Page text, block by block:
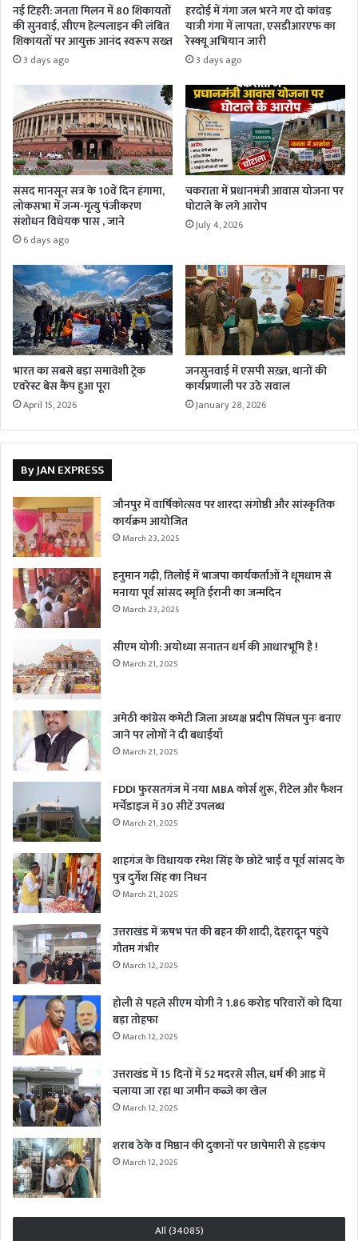
नई टिहरी: जनता मिलन में 80 शिकायतों
की सुनवाई, सीएम हेल्पलाइन की लंबित
शिकायतों पर आयुक्त आनंद स्वरूप सख्त
3 days ago
हरदोई में गंगा जल भरने गए दो कांवड़
यात्री गंगा में लापता, एसडीआरएफ का
रेस्क्यू अभियान जारी
3 days ago
संसद मानसून सत्र के 10वें दिन हंगामा,
लोकसभा में जन्म-मृत्यु पंजीकरण
संशोधन विधेयक पास , जाने
6 days ago
चकराता में प्रधानमंत्री आवास योजना पर
घोटाले के लगे आरोप
July 4, 2026
भारत का सबसे बड़ा समावेशी ट्रेक
एवरेस्ट बेस कैंप हुआ पूरा
April 15, 2026
जनसुनवाई में एसपी सख़्त, थानों की
कार्यप्रणाली पर उठे सवाल
January 28, 2026
By JAN EXPRESS
जौनपुर में वार्षिकोत्सव पर शारदा संगोष्ठी और सांस्कृतिक
कार्यक्रम आयोजित
March 23, 2025
हनुमान गढ़ी, तिलोई में भाजपा कार्यकर्ताओं ने धूमधाम से
मनाया पूर्व सांसद स्मृति ईरानी का जन्मदिन
March 23, 2025
सीएम योगी: अयोध्या सनातन धर्म की आधारभूमि है !
March 21, 2025
अमेठी कांग्रेस कमेटी जिला अध्यक्ष प्रदीप सिंघल पुनः बनाए
जाने पर लोगों ने दी बधाईयाँ
March 21, 2025
FDDI फुरसतगंज में नया MBA कोर्स शुरू, रीटेल और फैशन
मर्चेंडाइज में 30 सीटें उपलब्ध
March 21, 2025
शाहगंज के विधायक रमेश सिंह के छोटे भाई व पूर्व सांसद के
पुत्र दुर्गेश सिंह का निधन
March 21, 2025
उत्तराखंड में ऋषभ पंत की बहन की शादी, देहरादून पहुंचे
गौतम गंभीर
March 12, 2025
होली से पहले सीएम योगी ने 1.86 करोड़ परिवारों को दिया
बड़ा तोहफा
March 12, 2025
उत्तराखंड में 15 दिनों में 52 मदरसे सील, धर्म की आड़ में
चलाया जा रहा था जमीन कब्जे का खेल
March 12, 2025
शराब ठेके व मिष्ठान की दुकानों पर छापेमारी से हड़कंप
March 12, 2025
All (34085)